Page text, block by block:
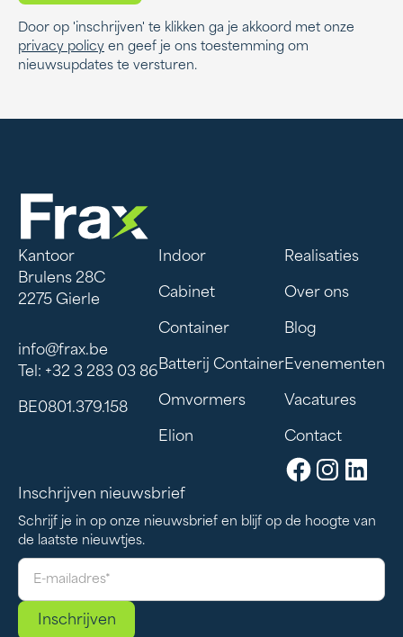
Door op 'inschrijven' te klikken ga je akkoord met onze
privacy policy en geef je ons toestemming om
nieuwsupdates te versturen.
Kantoor
Brulens 28C
2275 Gierle
info@frax.be
Tel: +32 3 283 03 86
BE0801.379.158
Indoor
Cabinet
Container
Batterij Container
Omvormers
Elion
Realisaties
Over ons
Blog
Evenementen
Vacatures
Contact
Inschrijven nieuwsbrief
Schrijf je in op onze nieuwsbrief en blijf op de hoogte van
de laatste nieuwtjes.